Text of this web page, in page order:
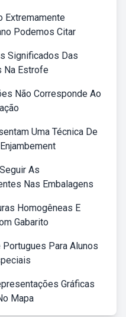
Extremamente
Podemos Citar
Significados Das
Na Estrofe
Não Corresponde Ao
Uma Técnica De
As
Nas Embalagens
Homogêneas E
Gabarito
Para Alunos
Gráficas
Mapa